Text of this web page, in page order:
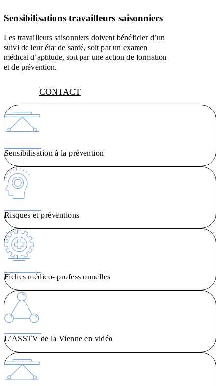
Sensibilisations travailleurs saisonniers
Les travailleurs saisonniers doivent bénéficier d’un
suivi de leur état de santé, soit par un examen
médical d’aptitude, soit par une action de formation
et de prévention.
CONTACT
Sensibilisation à la prévention
Risques et préventions
Fiches médico- professionnelles
L’ASSTV de la Vienne en vidéo